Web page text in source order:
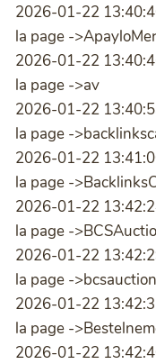
2026-01-22
la page -
2026-01-22
la page ->av
2026-01-22
la page -
2026-01-22
la page -
2026-01-22
la page -
2026-01-22
la page -
2026-01-22
la page -
2026-01-22